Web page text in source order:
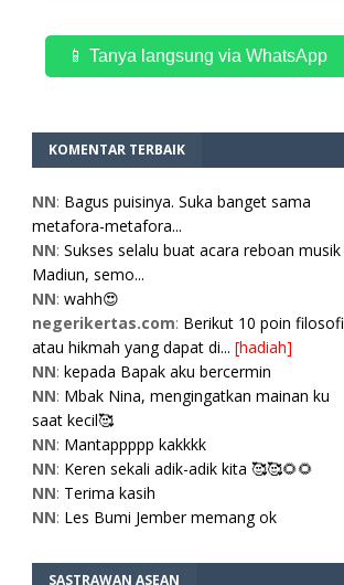
📱 Tanya langsung via WhatsApp
KOMENTAR TERBAIK
NN: Bagus puisinya. Suka banget sama
metafora-metafora...
NN: Sukses selalu buat acara reboan musik
Madiun, semo...
NN: wahh😍
negerikertas.com: Berikut 10 poin filosofi
atau hikmah yang dapat di... [hadiah]
NN: kepada Bapak aku bercermin
NN: Mbak Nina, mengingatkan mainan ku
saat kecil🥰
NN: Mantappppp kakkkk
NN: Keren sekali adik-adik kita 🥰🥰🌻🌻
NN: Terima kasih
NN: Les Bumi Jember memang ok
SASTRAWAN ASEAN